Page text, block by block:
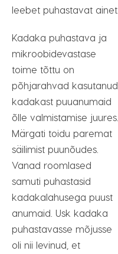
leebet puhastavat ainet.
Kadaka puhastava ja
mikroobidevastase
toime tõttu on
põhjarahvad kasutanud
kadakast puuanumaid
õlle valmistamise juures.
Märgati toidu paremat
säilimist puunõudes.
Vanad roomlased
samuti puhastasid
kadakalahusega puust
anumaid. Usk kadaka
puhastavasse mõjusse
oli nii levinud, et